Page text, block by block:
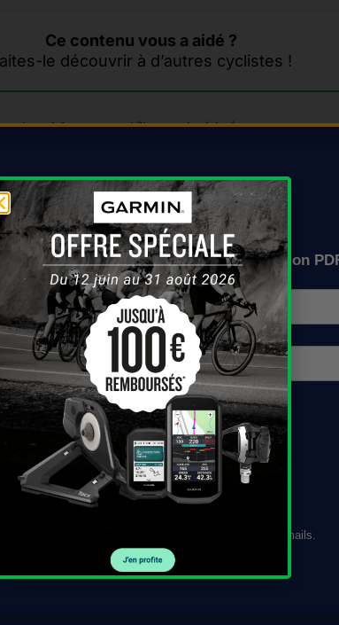
Ce contenu vous a aidé ?
le découvrir à d’autres cyclistes !
gravel/ila-padaride/
Ia Pada’ride
VOIR L'OFFRE →
On vous l'envoie où ?
gratuitement le calendrier en version
TÉLÉCHARGER →
ce formulaire, vous acceptez de recevoir nos e-mails.
Désinscription en 1 clic.